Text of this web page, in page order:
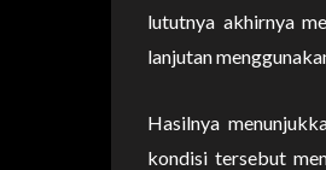
lututnya akhirnya
lanjutan
Hasilnya
kondisi tersebut